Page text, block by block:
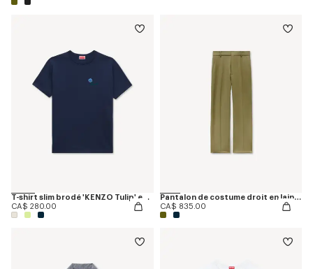
T-shirt slim brodé 'KENZO Tulip' en coton
CA$ 280.00
Pantalon de costume droit en laine vierge
CA$ 835.00